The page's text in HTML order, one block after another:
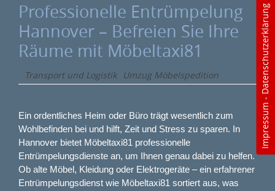
Impressum
-
Datenschutzerklärung
Professionelle Entrümpelung
Hannover – Befreien Sie Ihre
Räume mit Möbeltaxi81
Transport und Logistik Umzug Möbelspedition
Ein ordentliches Heim oder Büro trägt wesentlich zum
Wohlbefinden bei und hilft, Zeit und Stress zu sparen. In
Hannover bietet Möbeltaxi81 professionelle
Entrümpelungsdienste an, um Ihnen genau dabei zu helfen.
Ob alte Möbel, Kleidung oder Elektrogeräte – ein erfahrener
Entrümpelungsdienst wie Möbeltaxi81 sortiert aus, was